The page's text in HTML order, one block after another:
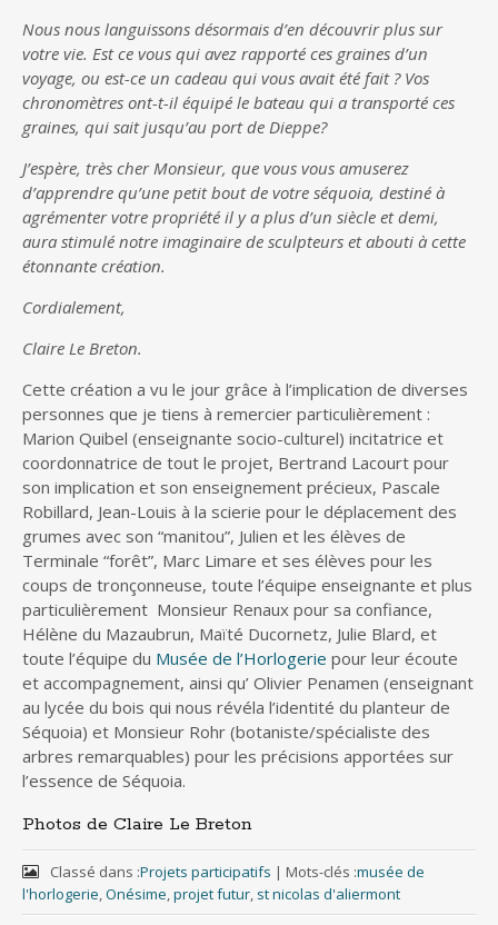
Nous nous languissons désormais d’en découvrir plus sur
votre vie. Est ce vous qui avez rapporté ces graines d’un
voyage, ou est-ce un cadeau qui vous avait été fait ? Vos
chronomètres ont-t-il équipé le bateau qui a transporté ces
graines, qui sait jusqu’au port de Dieppe?
J’espère, très cher Monsieur, que vous vous amuserez
d’apprendre qu’une petit bout de votre séquoia, destiné à
agrémenter votre propriété il y a plus d’un siècle et demi,
aura stimulé notre imaginaire de sculpteurs et abouti à cette
étonnante création.
Cordialement,
Claire Le Breton.
Cette création a vu le jour grâce à l’implication de diverses
personnes que je tiens à remercier particulièrement :
Marion Quibel (enseignante socio-culturel) incitatrice et
coordonnatrice de tout le projet, Bertrand Lacourt pour
son implication et son enseignement précieux, Pascale
Robillard, Jean-Louis à la scierie pour le déplacement des
grumes avec son “manitou”, Julien et les élèves de
Terminale “forêt”, Marc Limare et ses élèves pour les
coups de tronçonneuse, toute l’équipe enseignante et plus
particulièrement Monsieur Renaux pour sa confiance,
Hélène du Mazaubrun, Maïté Ducornetz, Julie Blard, et
toute l’équipe du Musée de l’Horlogerie pour leur écoute
et accompagnement, ainsi qu’ Olivier Penamen (enseignant
au lycée du bois qui nous révéla l’identité du planteur de
Séquoia) et Monsieur Rohr (botaniste/spécialiste des
arbres remarquables) pour les précisions apportées sur
l’essence de Séquoia.
Photos de Claire Le Breton
Classé dans :Projets participatifs | Mots-clés :musée de
l'horlogerie,Onésime,projet futur, st nicolas d'aliermont